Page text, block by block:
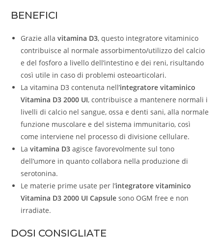
BENEFICI
Grazie allavitamina D3, questo integratore vitaminico
contribuisce al normale assorbimento/utilizzo del calcio
e del fosforo a livello dell’intestino e dei reni, risultando
così utile in caso di problemi osteoarticolari.
La vitamina D3 contenuta nell’integratore vitaminico
Vitamina D3 2000 UI, contribuisce a mantenere normali i
livelli di calcio nel sangue, ossa e denti sani, alla normale
funzione muscolare e del sistema immunitario, così
come interviene nel processo di divisione cellulare.
Lavitamina D3 agisce favorevolmente sul tono
dell’umore in quanto collabora nella produzione di
serotonina.
Le materie prime usate per l’integratore vitaminico
Vitamina D3 2000 UI Capsule sono OGM free e non
irradiate.
DOSI CONSIGLIATE